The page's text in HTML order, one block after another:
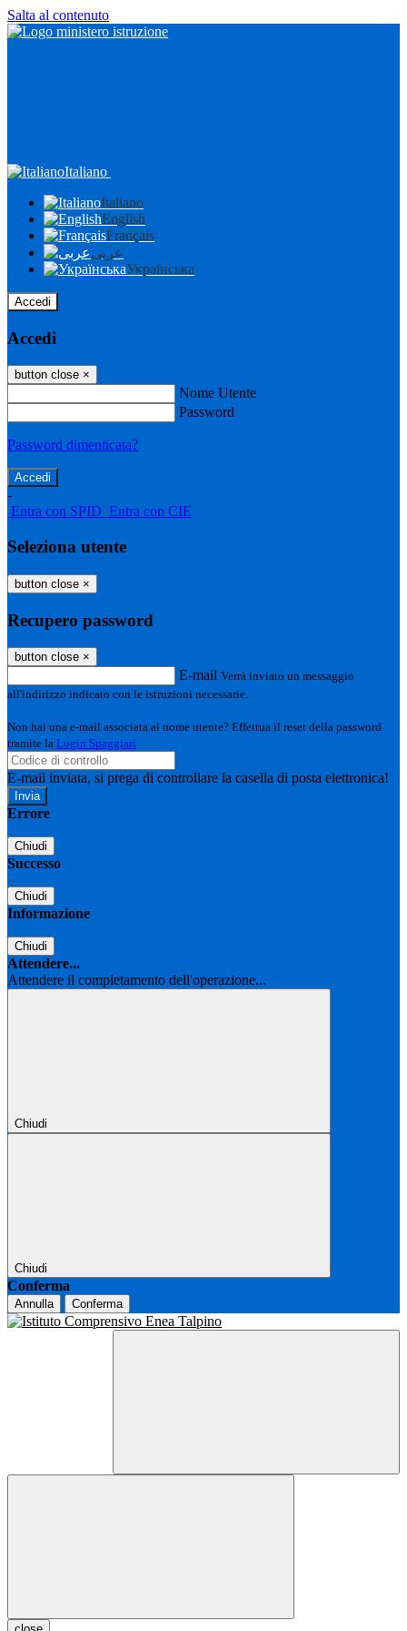
Salta al contenuto
Italiano
Italiano
English
Français
عربى
Українська
Accedi
Accedi
button close ×
Nome Utente
Password
Password dimenticata?
-
Entra con SPID Entra con CIE
Seleziona utente
button close ×
Recupero password
button close ×
E-mail Verrà inviato un messaggio
all'indirizzo indicato con le istruzioni necessarie.
Non hai una e-mail associata al nome utente? Effettua il reset della password
tramite la Login Spaggiari
E-mail inviata, si prega di controllare la casella di posta elettronica!
Errore
Chiudi
Successo
Chiudi
Informazione
Chiudi
Attendere...
Attendere il completamento dell'operazione...
Chiudi
Chiudi
Conferma
Annulla Conferma